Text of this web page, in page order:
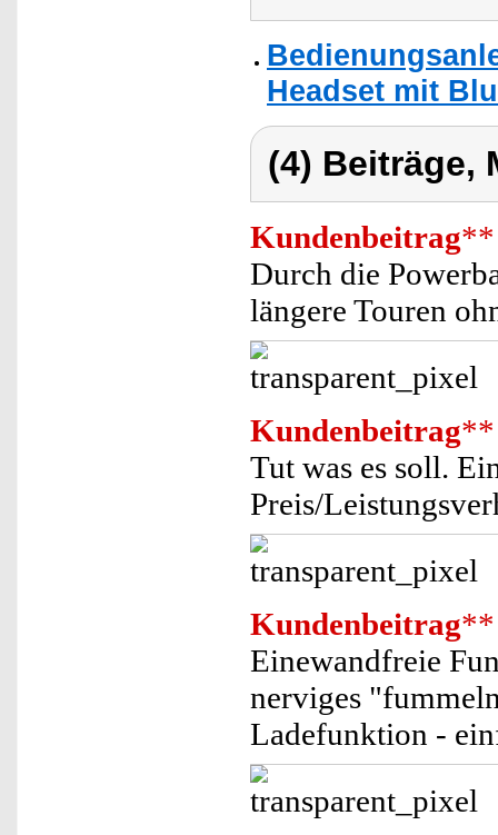
Headset mit
(4) Beiträge,
Kundenbeitrag**
Durch die
längere Touren
Kundenbeitrag**
Tut was es soll.
Preis/
Kundenbeitrag**
Einewandfreie
nerviges
Ladefunktion -